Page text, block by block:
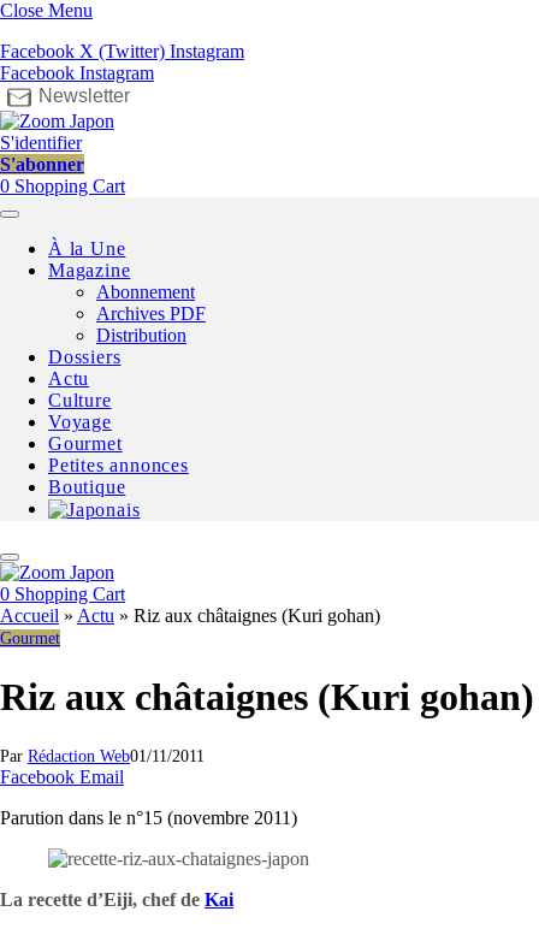
Close Menu
Facebook X (Twitter) Instagram
Facebook Instagram
Newsletter
S'identifier
S'abonner
0 Shopping Cart
À la Une
Magazine
Abonnement
Archives PDF
Distribution
Dossiers
Actu
Culture
Voyage
Gourmet
Petites annonces
Boutique
0 Shopping Cart
Accueil » Actu » Riz aux châtaignes (Kuri gohan)
Gourmet
Riz aux châtaignes (Kuri gohan)
Par Rédaction Web01/11/2011
Facebook Email
Parution dans le n°15 (novembre 2011)
La recette d’Eiji, chef de Kai